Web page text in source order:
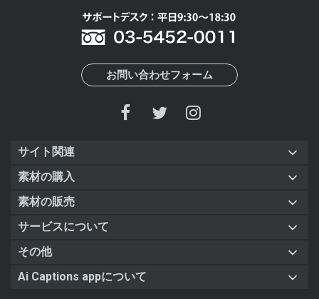
お問い合わせフォーム
サイト関連
素材の購入
素材の販売
サービスについて
その他
Ai Captions appについて